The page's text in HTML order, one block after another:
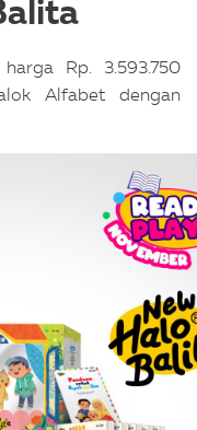
Rp. 3.593.750
Alfabet dengan